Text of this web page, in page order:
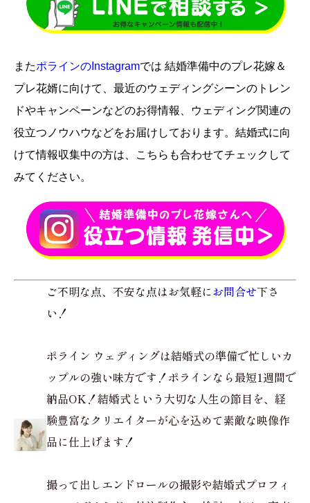
またポラインのInstagramでは 結婚準備中のプレ花嫁＆
プレ花婿に向けて、最近のウェディングシーンのトレン
ドやキャンペーンなどのお得情報、ウェディング関連の
役立つノウハウなどをお届けしております。結婚式に向
けて情報収集中の方は、こちらも合わせてチェックして
みてください。
ご不明な点、不安な点はお気軽にお問合せ下さ
い！
ポライン ウェディングは結婚式の準備で忙しいカ
ップルの強い味方です！ポラインなら最短1週間で
納品OK！結婚式という大切な人生の節目を、経
験豊富なクリエイターが心を込めて素敵な映像作
品に仕上げます！
撮って出しエンドロールの撮影や結婚式プロフィ